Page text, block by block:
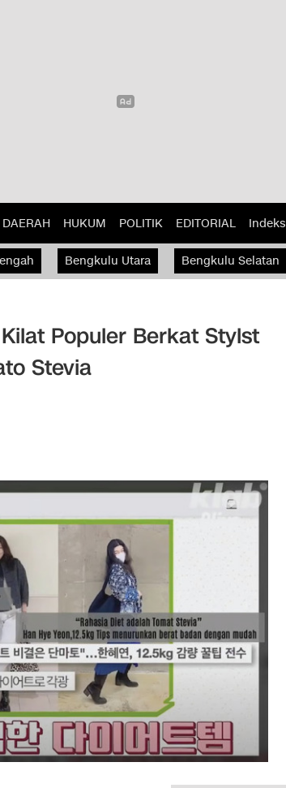
DAERAH HUKUM POLITIK EDITORIAL Indeks
Bengkulu Utara Bengkulu Selatan
Populer Berkat Stylst
Stevia